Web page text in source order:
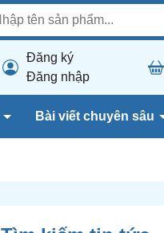
Đăng ký
Đăng nhập
Bài viết chuyên sâu